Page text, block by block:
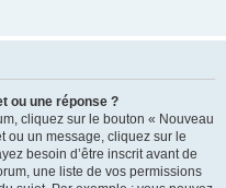
ou une réponse ?
cliquez sur le bouton « Nouveau
ou un message, cliquez sur le
besoin d’être inscrit avant de
une liste de vos permissions